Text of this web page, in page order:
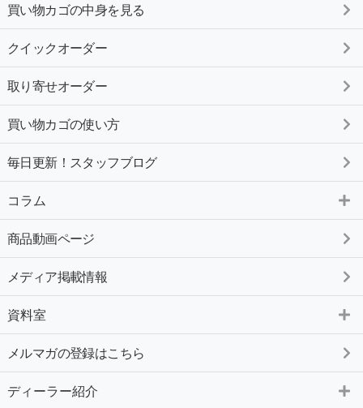
買い物カゴの中身を見る
クイックオーダー
取り寄せオーダー
買い物カゴの使い方
毎日更新！スタッフブログ
コラム
商品動画ページ
メディア掲載情報
資料室
メルマガの登録はこちら
ディーラー紹介